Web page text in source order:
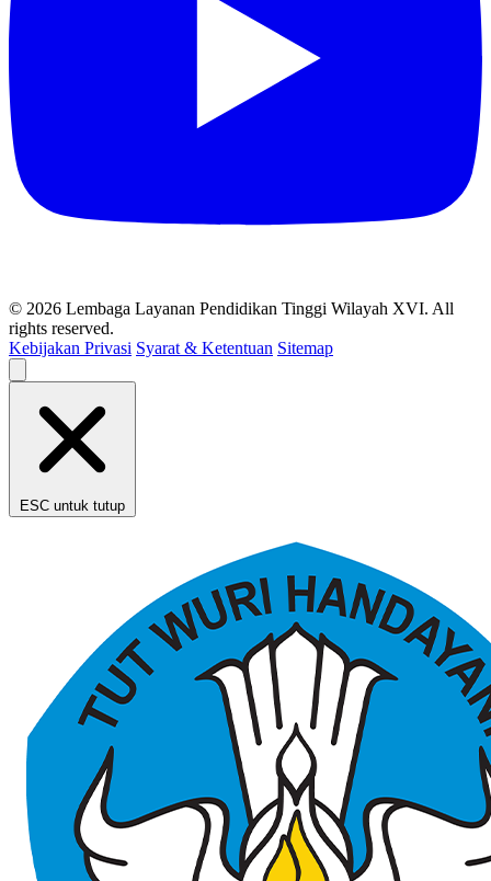
© 2026 Lembaga Layanan Pendidikan Tinggi Wilayah XVI. All
rights reserved.
Kebijakan Privasi Syarat & Ketentuan Sitemap
ESC untuk tutup